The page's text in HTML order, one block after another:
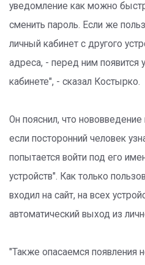
уведомление как можно
сменить пароль. Если же
личный кабинет с другого
адреса, - перед ним появится
кабинете", - сказал Костырко.
Он пояснил, что
если посторонний человек
попытается войти под его
устройств". Как только
входил на сайт, на всех
автоматический выход из
"Также опасаемся появления